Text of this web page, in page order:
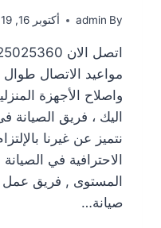
By
admin أكتوبر 16, 2019
مواعيد الاتصال
واصلاح الأجهزة
اليك ، فريق
نتميز عن غيرنا
الاحترافية في
المستوى , فريق عمل
صيانة…